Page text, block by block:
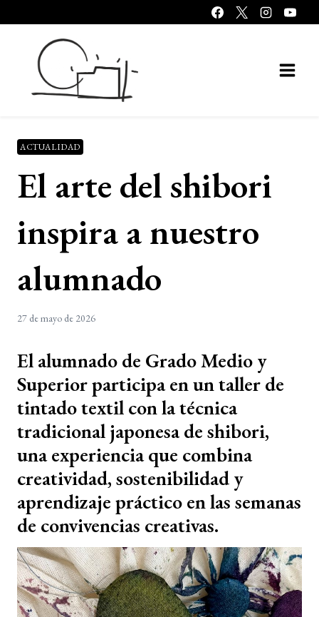
al
contenido
ACTUALIDAD
El arte del shibori
inspira a nuestro
alumnado
27 de mayo de 2026
El alumnado de Grado Medio y
Superior participa en un taller de
tintado textil con la técnica
tradicional japonesa de shibori,
una experiencia que combina
creatividad, sostenibilidad y
aprendizaje práctico en las semanas
de convivencias creativas.